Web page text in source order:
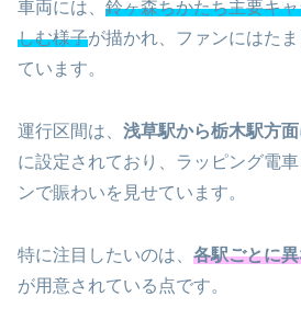
車両には、 鈴ヶ森ちかたち主要キ
しむ様子が描かれ、ファンにはた
ています。
運行区間は、 浅草駅から栃木駅方
に設定されており、ラッピング電
ンで賑わいを見せています。
特に注目したいのは、 各駅ごとに
が用意されている点です。